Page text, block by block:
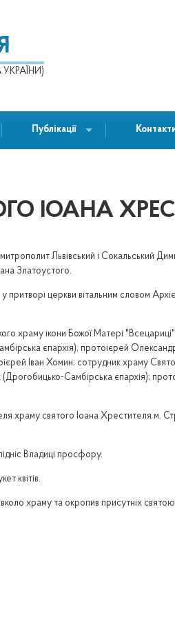
Публікації
ІОАНА
Львівський і Сокальський
Златоустого.
церкви вітальним словом
храму ікони Божої Матері
єпархія); протоієрей
Іван Хомин; сотрудник храму
Самбірська єпархія);
храму святого Іоана Хрестителя м.
Владиці просфору.
квітів.
храму та окропив присутніх